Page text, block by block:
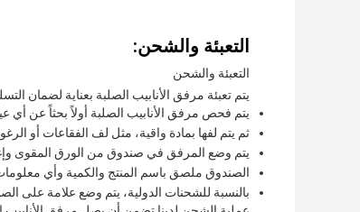
التعبئة والشحن:
التعبئة والشحن
يتم تعبئة مرفق الأنابيب الصلبة بعناية لضمان
يتم فحص مرفق الأنابيب الصلبة أولاً بحثاً عن أي
ثم يتم لفها بمادة واقية، مثل لف الفقاعات أو
يتم وضع المرفق في صندوق من الورق المقوى
الصندوق ملصق باسم المنتج والكمية وأي
بالنسبة للشحنات الدولية، يتم وضع علامة على